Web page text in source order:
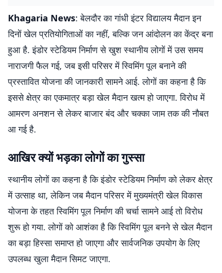
Khagaria News: बेलदौर का गांधी इंटर विद्यालय मैदान इन
दिनों खेल प्रतियोगिताओं का नहीं, बल्कि जन आंदोलन का केंद्र बना
हुआ है. इंडोर स्टेडियम निर्माण से खुश स्थानीय लोगों में उस समय
नाराजगी फैल गई, जब इसी परिसर में स्विमिंग पूल बनाने की
प्रस्तावित योजना की जानकारी सामने आई. लोगों का कहना है कि
इससे क्षेत्र का एकमात्र बड़ा खेल मैदान खत्म हो जाएगा. विरोध में
आमरण अनशन से लेकर बाजार बंद और चक्का जाम तक की नौबत
आ गई है.
आखिर क्यों भड़का लोगों का गुस्सा
स्थानीय लोगों का कहना है कि इंडोर स्टेडियम निर्माण को लेकर क्षेत्र
में उत्साह था, लेकिन जब मैदान परिसर में मुख्यमंत्री खेल विकास
योजना के तहत स्विमिंग पूल निर्माण की चर्चा सामने आई तो विरोध
शुरू हो गया. लोगों को आशंका है कि स्विमिंग पूल बनने से खेल मैदान
का बड़ा हिस्सा समाप्त हो जाएगा और सार्वजनिक उपयोग के लिए
उपलब्ध खुला मैदान सिमट जाएगा.